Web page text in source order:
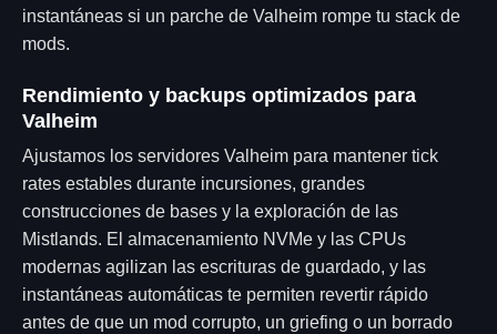
instantáneas si un parche de Valheim rompe tu stack de
mods.
Rendimiento y backups optimizados para
Valheim
Ajustamos los servidores Valheim para mantener tick
rates estables durante incursiones, grandes
construcciones de bases y la exploración de las
Mistlands. El almacenamiento NVMe y las CPUs
modernas agilizan las escrituras de guardado, y las
instantáneas automáticas te permiten revertir rápido
antes de que un mod corrupto, un griefing o un borrado